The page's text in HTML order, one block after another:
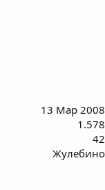
13 Мар 2008
1.578
42
Жулебино